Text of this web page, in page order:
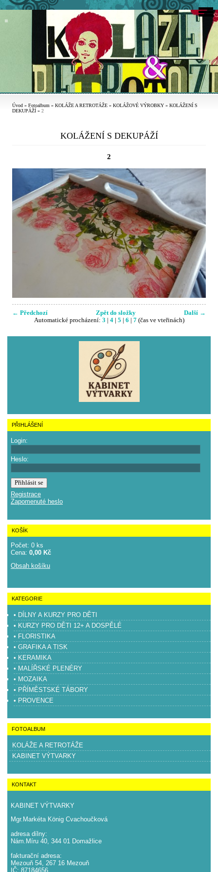
Úvod » Fotoalbum » KOLÁŽE A RETROTÁŽE » KOLÁŽOVÉ VÝROBKY » KOLÁŽENÍ S
DEKUPÁŽÍ » 2
KOLÁŽENÍ S DEKUPÁŽÍ
2
← Předchozí Další →
Zpět do složky
Automatické procházení: 3 | 4| 5 | 6 | 7(čas ve vteřinách)
PŘIHLÁŠENÍ
Login:
Heslo:
Registrace
Zapomenuté heslo
KOŠÍK
Počet: 0 ks
Cena: 0,00 Kč
Obsah košíku
KATEGORIE
• DÍLNY A KURZY PRO DĚTI
• KURZY PRO DĚTI 12+ A DOSPĚLÉ
• FLORISTIKA
• GRAFIKA A TISK
• KERAMIKA
• MALÍŘSKÉ PLENÉRY
• MOZAIKA
• PŘÍMĚSTSKÉ TÁBORY
• PROVENCE
FOTOALBUM
KOLÁŽE A RETROTÁŽE
KABINET VÝTVARKY
KONTAKT
KABINET VÝTVARKY
Mgr.Markéta König Cvachoučková
adresa dílny:
Nám.Míru 40, 344 01 Domažlice
fakturační adresa:
Mezouň 54, 267 16 Mezouň
IČ: 87184656